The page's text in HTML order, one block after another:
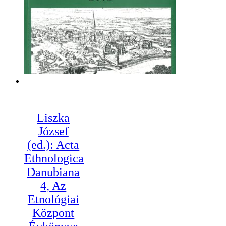
Liszka
József
(ed.): Acta
Ethnologica
Danubiana
4, Az
Etnológiai
Központ